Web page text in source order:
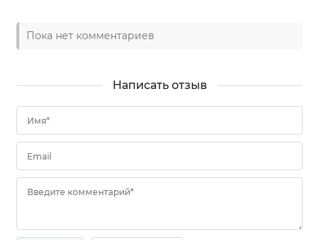
Пока нет комментариев
Написать отзыв
Имя*
Email
Введите комментарий*